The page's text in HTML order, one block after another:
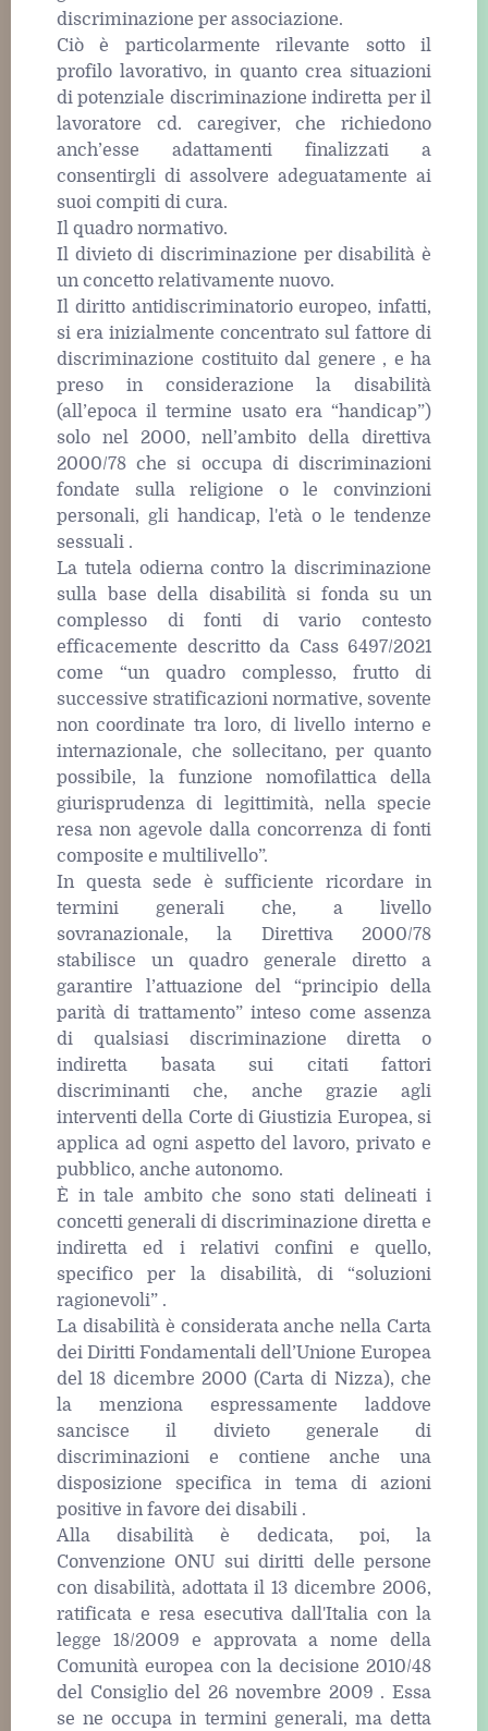
discriminazione per associazione.
Ciò è particolarmente rilevante sotto il
profilo lavorativo, in quanto crea situazioni
di potenziale discriminazione indiretta per il
lavoratore cd. caregiver, che richiedono
anch’esse adattamenti finalizzati a
consentirgli di assolvere adeguatamente ai
suoi compiti di cura.
Il quadro normativo.
Il divieto di discriminazione per disabilità è
un concetto relativamente nuovo.
Il diritto antidiscriminatorio europeo, infatti,
si era inizialmente concentrato sul fattore di
discriminazione costituito dal genere , e ha
preso in considerazione la disabilità
(all’epoca il termine usato era “handicap”)
solo nel 2000, nell’ambito della direttiva
2000/78 che si occupa di discriminazioni
fondate sulla religione o le convinzioni
personali, gli handicap, l'età o le tendenze
sessuali .
La tutela odierna contro la discriminazione
sulla base della disabilità si fonda su un
complesso di fonti di vario contesto
efficacemente descritto da Cass 6497/2021
come “un quadro complesso, frutto di
successive stratificazioni normative, sovente
non coordinate tra loro, di livello interno e
internazionale, che sollecitano, per quanto
possibile, la funzione nomofilattica della
giurisprudenza di legittimità, nella specie
resa non agevole dalla concorrenza di fonti
composite e multilivello”.
In questa sede è sufficiente ricordare in
termini generali che, a livello
sovranazionale, la Direttiva 2000/78
stabilisce un quadro generale diretto a
garantire l’attuazione del “principio della
parità di trattamento” inteso come assenza
di qualsiasi discriminazione diretta o
indiretta basata sui citati fattori
discriminanti che, anche grazie agli
interventi della Corte di Giustizia Europea, si
applica ad ogni aspetto del lavoro, privato e
pubblico, anche autonomo.
È in tale ambito che sono stati delineati i
concetti generali di discriminazione diretta e
indiretta ed i relativi confini e quello,
specifico per la disabilità, di “soluzioni
ragionevoli” .
La disabilità è considerata anche nella Carta
dei Diritti Fondamentali dell’Unione Europea
del 18 dicembre 2000 (Carta di Nizza), che
la menziona espressamente laddove
sancisce il divieto generale di
discriminazioni e contiene anche una
disposizione specifica in tema di azioni
positive in favore dei disabili .
Alla disabilità è dedicata, poi, la
Convenzione ONU sui diritti delle persone
con disabilità, adottata il 13 dicembre 2006,
ratificata e resa esecutiva dall'Italia con la
legge 18/2009 e approvata a nome della
Comunità europea con la decisione 2010/48
del Consiglio del 26 novembre 2009 . Essa
se ne occupa in termini generali, ma detta